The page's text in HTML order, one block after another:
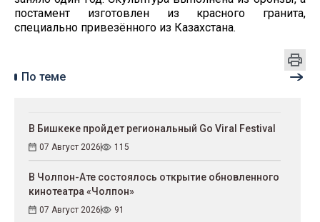
постамент изготовлен из красного гранита,
специально привезённого из Казахстана.
По теме
В Бишкеке пройдет региональный Go Viral Festival
07 Август 2026 115
В Чолпон-Ате состоялось открытие обновленного
кинотеатра «Чолпон»
07 Август 2026 91